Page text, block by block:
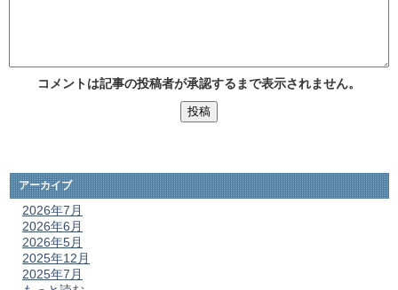
コメントは記事の投稿者が承認するまで表示されません。
アーカイブ
2026年7月
2026年6月
2026年5月
2025年12月
2025年7月